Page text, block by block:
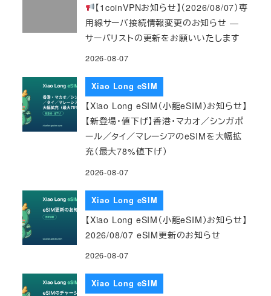
【1coinVPNお知らせ】（2026/08/07）専
用線サーバ接続情報変更のお知らせ ―
サーバリストの更新をお願いいたします
2026-08-07
Xiao Long eSIM
【Xiao Long eSIM（小龍eSIM）お知らせ】
【新登場・値下げ】香港・マカオ／シンガポ
ール／タイ／マレーシアのeSIMを大幅拡
充（最大78%値下げ）
2026-08-07
Xiao Long eSIM
【Xiao Long eSIM（小龍eSIM）お知らせ】
2026/08/07 eSIM更新のお知らせ
2026-08-07
Xiao Long eSIM